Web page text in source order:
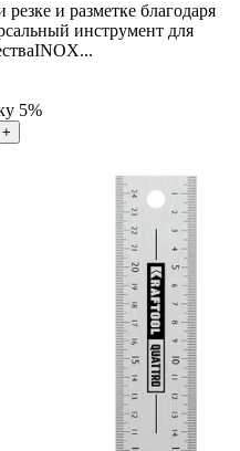
и разметке благодаря
инструмент для
5%
+